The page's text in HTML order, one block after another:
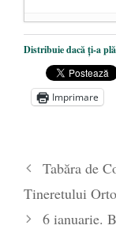
Zelensky
Statul
poetului
- 16
Distribuie dacă ți-a
Imprimare
Tabăra de
Tineretului
6 ianuarie.